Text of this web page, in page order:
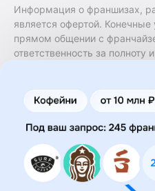
Информация о франшизах,
является офертой. Конечные
прямом общении с
ответственность за полноту
финансовые услуги.
коммерческой концессии
правообладателями/их
не является посредником
правообладателя и не несет
предоставления франшизы и
осуществленные на